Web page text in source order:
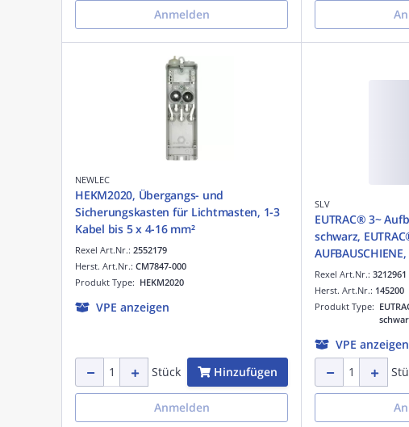
Anmelden
NEWLEC
HEKM2020, Übergangs- und
Sicherungskasten für Lichtmasten, 1-3
Kabel bis 5 x 4-16 mm²
Rexel Art.Nr.: 2552179
Produkt Type: HEKM2020
Herst. Art.Nr.: CM7847-000
VPE anzeigen
Stück Hinzufügen
Anmelden
SLV
EUTRAC® 3~
schwarz,
schwarz, 2 m
Rexel Art.Nr.: 3212961
Produkt Type:
Herst. Art.Nr.: 145200
VPE anzeigen